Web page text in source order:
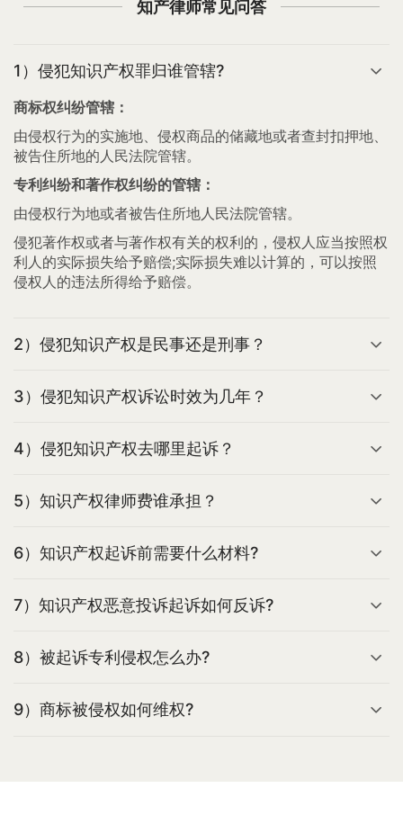
知产律师常见问答
1）侵犯知识产权罪归谁管辖?
商标权纠纷管辖：
由侵权行为的实施地、侵权商品的储藏地或者查封扣押地、
被告住所地的人民法院管辖。
专利纠纷和著作权纠纷的管辖：
由侵权行为地或者被告住所地人民法院管辖。
侵犯著作权或者与著作权有关的权利的，侵权人应当按照权
利人的实际损失给予赔偿;实际损失难以计算的，可以按照
侵权人的违法所得给予赔偿。
2）侵犯知识产权是民事还是刑事？
3）侵犯知识产权诉讼时效为几年？
4）侵犯知识产权去哪里起诉？
5）知识产权律师费谁承担？
6）知识产权起诉前需要什么材料?
7）知识产权恶意投诉起诉如何反诉?
8）被起诉专利侵权怎么办?
9）商标被侵权如何维权?